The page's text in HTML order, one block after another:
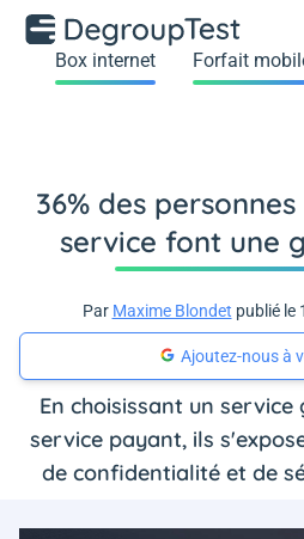
Box internet Forfait
36% des
service font une
Par Maxime Blondet publié le
Ajoutez-nous à
En choisissant un
service payant, ils
de confidentialité et de